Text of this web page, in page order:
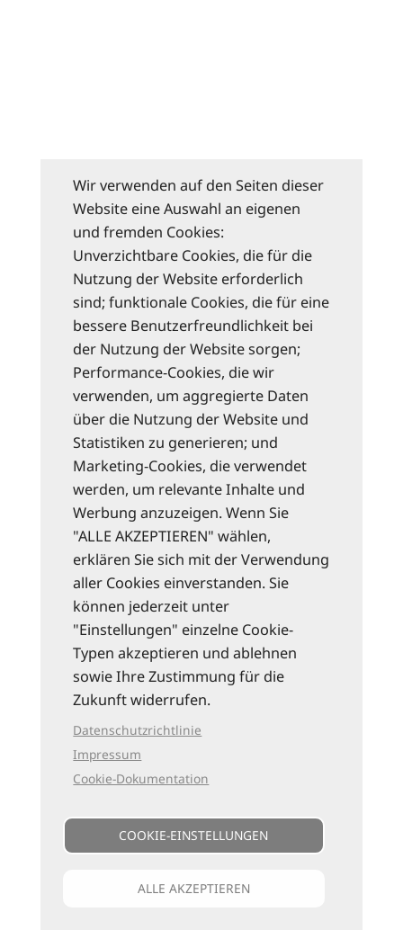
Wir verwenden auf den Seiten dieser
Website eine Auswahl an eigenen
und fremden Cookies:
Unverzichtbare Cookies, die für die
Nutzung der Website erforderlich
sind; funktionale Cookies, die für eine
bessere Benutzerfreundlichkeit bei
der Nutzung der Website sorgen;
Performance-Cookies, die wir
verwenden, um aggregierte Daten
über die Nutzung der Website und
Statistiken zu generieren; und
Marketing-Cookies, die verwendet
werden, um relevante Inhalte und
Werbung anzuzeigen. Wenn Sie
"ALLE AKZEPTIEREN" wählen,
erklären Sie sich mit der Verwendung
aller Cookies einverstanden. Sie
können jederzeit unter
"Einstellungen" einzelne Cookie-
Typen akzeptieren und ablehnen
sowie Ihre Zustimmung für die
Zukunft widerrufen.
Datenschutzrichtlinie
Impressum
Cookie-Dokumentation
COOKIE-EINSTELLUNGEN
ALLE AKZEPTIEREN